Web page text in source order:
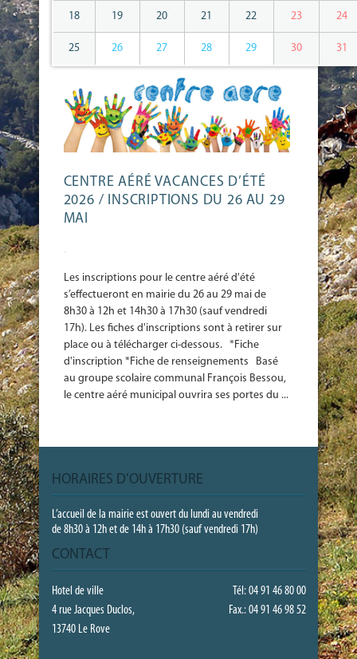
18 19 20 21 22 23 24
25 26 27 28 29 30 31
CENTRE AÉRÉ VACANCES D’ÉTÉ
2026 / INSCRIPTIONS DU 26 AU 29
MAI
-
Les inscriptions pour le centre aéré d'été
s’effectueront en mairie du 26 au 29 mai de
8h30 à 12h et 14h30 à 17h30 (sauf vendredi
17h). Les fiches d'inscriptions sont à retirer sur
place ou à télécharger ci-dessous. *Fiche
d'inscription *Fiche de renseignements Basé
au groupe scolaire communal François Bessou,
le centre aéré municipal ouvrira ses portes du ...
HORAIRES D’OUVERTURE
L’accueil de la mairie est ouvert du lundi au vendredi
de 8h30 à 12h et de 14h à 17h30 (sauf vendredi 17h)
CONTACT
Hotel de ville
Tél: 04 91 46 80 00
4 rue Jacques Duclos,
Fax.: 04 91 46 98 52
13740 Le Rove